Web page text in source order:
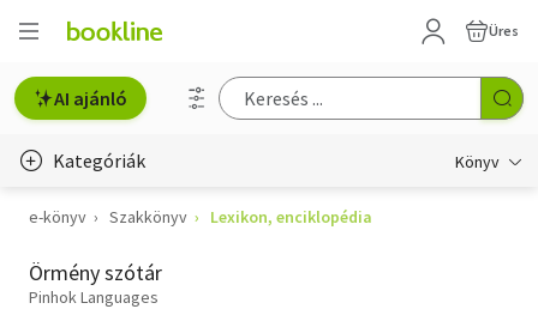
Üres
AI ajánló
Kategóriák Könyv
Életmód, egészség
Erotika
e-könyv Szakkönyv Lexikon, enciklopédia
Örmény szótár
Pinhok Languages